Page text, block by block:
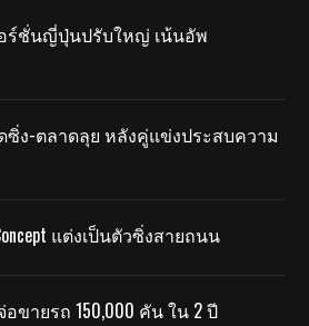
เวอร์ชั่นญี่ปุ่นปรับใหญ่ เน้นอัพ
ดซิ่ง-ตลาดลุย หลังคู่แข่งประสบความ
Concept แต่งเป็นตัวซิ่งสายถนน
ขายรถ 150,000 คัน ใน 2 ปี